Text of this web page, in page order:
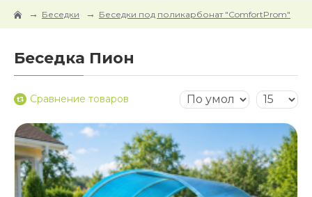
Беседки Беседки под поликарбонат "ComfortProm"
Беседка Пион
Сравнение товаров